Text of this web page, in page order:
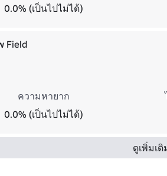
0.0% (เป็นไปไม่ได้)
Field
ความหายาก
0.0% (เป็นไปไม่ได้)
ดูเพิ่มเติ